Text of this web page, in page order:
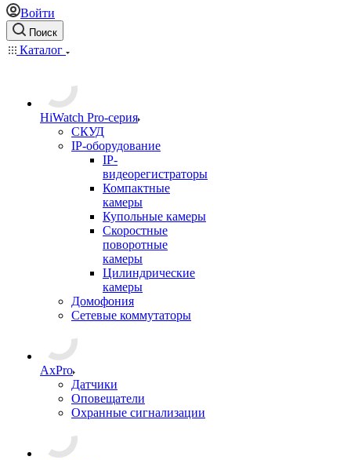
Войти
Поиск
Каталог
HiWatch Pro-серия
CКУД
IP-оборудование
IP-
видеорегистраторы
Компактные
камеры
Купольные камеры
Скоростные
поворотные
камеры
Цилиндрические
камеры
Домофония
Сетевые коммутаторы
AxPro
Датчики
Оповещатели
Охранные сигнализации